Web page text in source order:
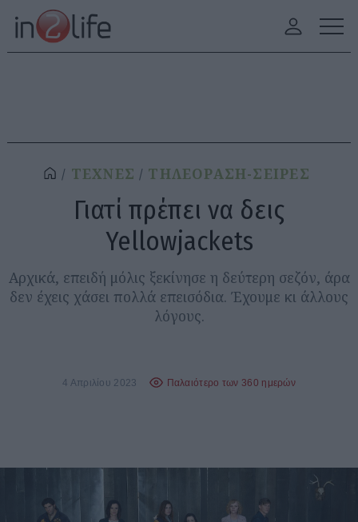
ΤΕΧΝΕΣ ΤΗΛΕΟΡΑΣΗ-ΣΕΙΡΕΣ
Γιατί πρέπει να δεις
Yellowjackets
Αρχικά, επειδή μόλις ξεκίνησε η δεύτερη σεζόν, άρα
δεν έχεις χάσει πολλά επεισόδια. Έχουμε κι άλλους
λόγους.
4 Απριλίου 2023 Παλαιότερο των 360 ημερών